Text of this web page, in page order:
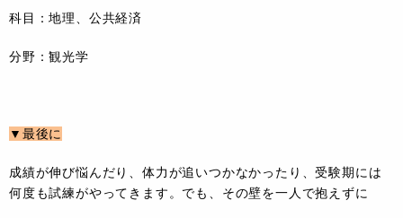
科目：地理、公共経済
分野：観光学
▼最後に
成績が伸び悩んだり、体力が追いつかなかったり、受験期には
何度も試練がやってきます。でも、その壁を一人で抱えずに